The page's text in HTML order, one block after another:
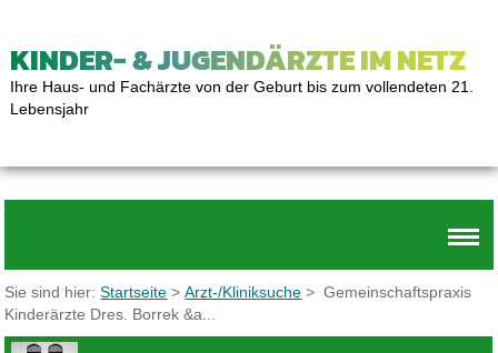
KINDER- & JUGENDÄRZTE IM NETZ
Ihre Haus- und Fachärzte von der Geburt bis zum vollendeten 21.
Lebensjahr
Sie sind hier:Startseite >Arzt-/Kliniksuche > Gemeinschaftspraxis
Kinderärzte Dres. Borrek &a...